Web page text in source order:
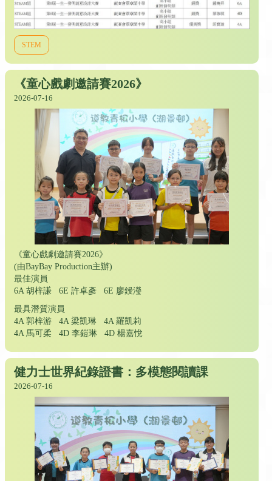
STEM
《童心戲劇邀請賽2026》
2026-07-16
《童心戲劇邀請賽2026》
(由BayBay Production主辦)
最佳演員
6A 胡梓謙 6E 許卓彥 6E 廖鏝瀅
最具潛質演員
4A 郭梓游 4A 梁凱琳 4A 羅凱莉
4A 馬可柔 4D 李鎧琳 4D 楊嘉悅
健力士世界紀錄證書：多模態閱讀課
2026-07-16